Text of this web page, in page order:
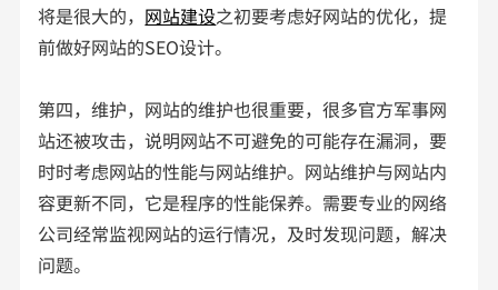
将是很大的， 网站建设之初要考虑好网站的优化，提
前做好网站的SEO设计。
第四，维护，网站的维护也很重要，很多官方军事网
站还被攻击，说明网站不可避免的可能存在漏洞，要
时时考虑网站的性能与网站维护。网站维护与网站内
容更新不同，它是程序的性能保养。需要专业的网络
公司经常监视网站的运行情况，及时发现问题，解决
问题。